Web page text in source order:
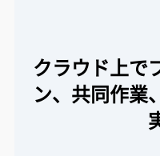
クラウド上で
ン、共同作業